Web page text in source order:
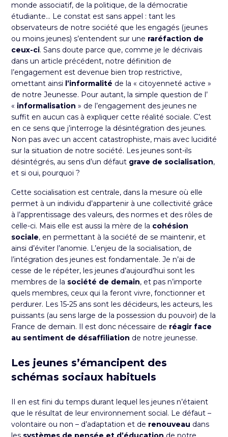
monde associatif, de la politique, de la démocratie
étudiante… Le constat est sans appel : tant les
observateurs de notre société que les engagés (jeunes
ou moins jeunes) s’entendent sur une raréfaction de
ceux-ci. Sans doute parce que, comme je le décrivais
dans un article précédent, notre définition de
l’engagement est devenue bien trop restrictive,
omettant ainsi l’informalité de la « citoyenneté active »
de notre Jeunesse. Pour autant, la simple question de l’
« informalisation » de l’engagement des jeunes ne
suffit en aucun cas à expliquer cette réalité sociale. C’est
en ce sens que j’interroge la désintégration des jeunes.
Non pas avec un accent catastrophiste, mais avec lucidité
sur la situation de notre société. Les jeunes sont-ils
désintégrés, au sens d’un défaut grave de socialisation,
et si oui, pourquoi ?
Cette socialisation est centrale, dans la mesure où elle
permet à un individu d’appartenir à une collectivité grâce
à l’apprentissage des valeurs, des normes et des rôles de
celle-ci. Mais elle est aussi la mère de la cohésion
sociale, en permettant à la société de se maintenir, et
ainsi d’éviter l’anomie. L’enjeu de la socialisation, de
l’intégration des jeunes est fondamentale. Je n’ai de
cesse de le répéter, les jeunes d’aujourd’hui sont les
membres de la société de demain, et pas n’importe
quels membres, ceux qui la feront vivre, fonctionner et
perdurer. Les 15-25 ans sont les décideurs, les acteurs, les
puissants (au sens large de la possession du pouvoir) de la
France de demain. Il est donc nécessaire de réagir face
au sentiment de désaffiliation de notre jeunesse.
Les jeunes s’émancipent des
schémas sociaux habituels
Il en est fini du temps durant lequel les jeunes n’étaient
que le résultat de leur environnement social. Le défaut –
volontaire ou non – d’adaptation et de renouveau dans